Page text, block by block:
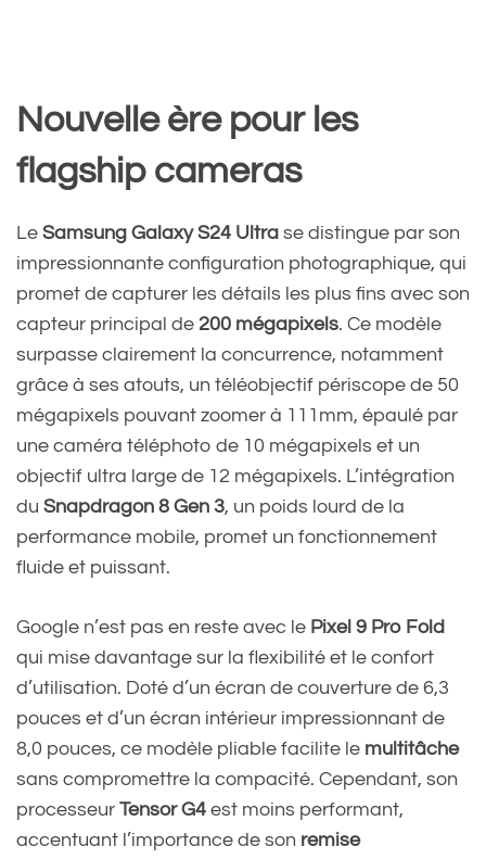
Nouvelle ère pour les
flagship cameras
Le Samsung Galaxy S24 Ultra se distingue par son
impressionnante configuration photographique, qui
promet de capturer les détails les plus fins avec son
capteur principal de 200 mégapixels. Ce modèle
surpasse clairement la concurrence, notamment
grâce à ses atouts, un téléobjectif périscope de 50
mégapixels pouvant zoomer à 111mm, épaulé par
une caméra téléphoto de 10 mégapixels et un
objectif ultra large de 12 mégapixels. L’intégration
du Snapdragon 8 Gen 3, un poids lourd de la
performance mobile, promet un fonctionnement
fluide et puissant.
Google n’est pas en reste avec le Pixel 9 Pro Fold
qui mise davantage sur la flexibilité et le confort
d’utilisation. Doté d’un écran de couverture de 6,3
pouces et d’un écran intérieur impressionnant de
8,0 pouces, ce modèle pliable facilite le multitâche
sans compromettre la compacité. Cependant, son
processeur Tensor G4 est moins performant,
accentuant l’importance de son remise